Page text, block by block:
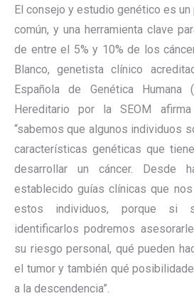
El consejo y estudio genético es
común, y una herramienta clave
de entre el 5% y 10% de los
Blanco, genetista clínico
Española de Genética Humana
Hereditario por la SEOM
“sabemos que algunos individuos
características genéticas que
desarrollar un cáncer. Desde
establecido guías clínicas que
estos individuos, porque si
identificarlos podremos
su riesgo personal, qué pueden
el tumor y también qué
a la descendencia”.